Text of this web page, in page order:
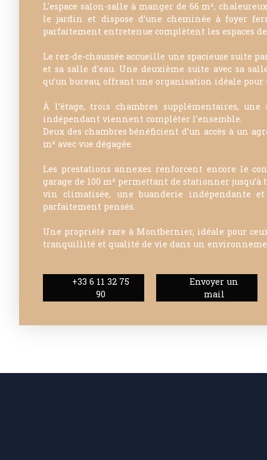
L'espace salon-salle à manger de 66 m²,
le jardin et dispose d’une cheminée à foyer
parfaitement entretenue complètent les espaces
Le rez-de-chaussée accueille une spacieuse suite
et sa salle d'eau. Une deuxième suite avec sa
qu’un bureau, offrant une organisation idéale
À l’étage, trois chambres supplémentaires,
indépendant viennent compléter l’ensemble.
Deux des chambres bénéficient d’un accès à un
m² avec vue dégagée.
Les prestations annexes renforcent encore le
garage de 100 m² permettant de stationner jusqu’à
vin climatisée, une buanderie indépendante et
parfaitement pensés.
Une propriété rare à Montbernier, idéale pour
tranquillité et qualité de vie dans un
+33 6 11 32 75
90
Envoyer un
mail